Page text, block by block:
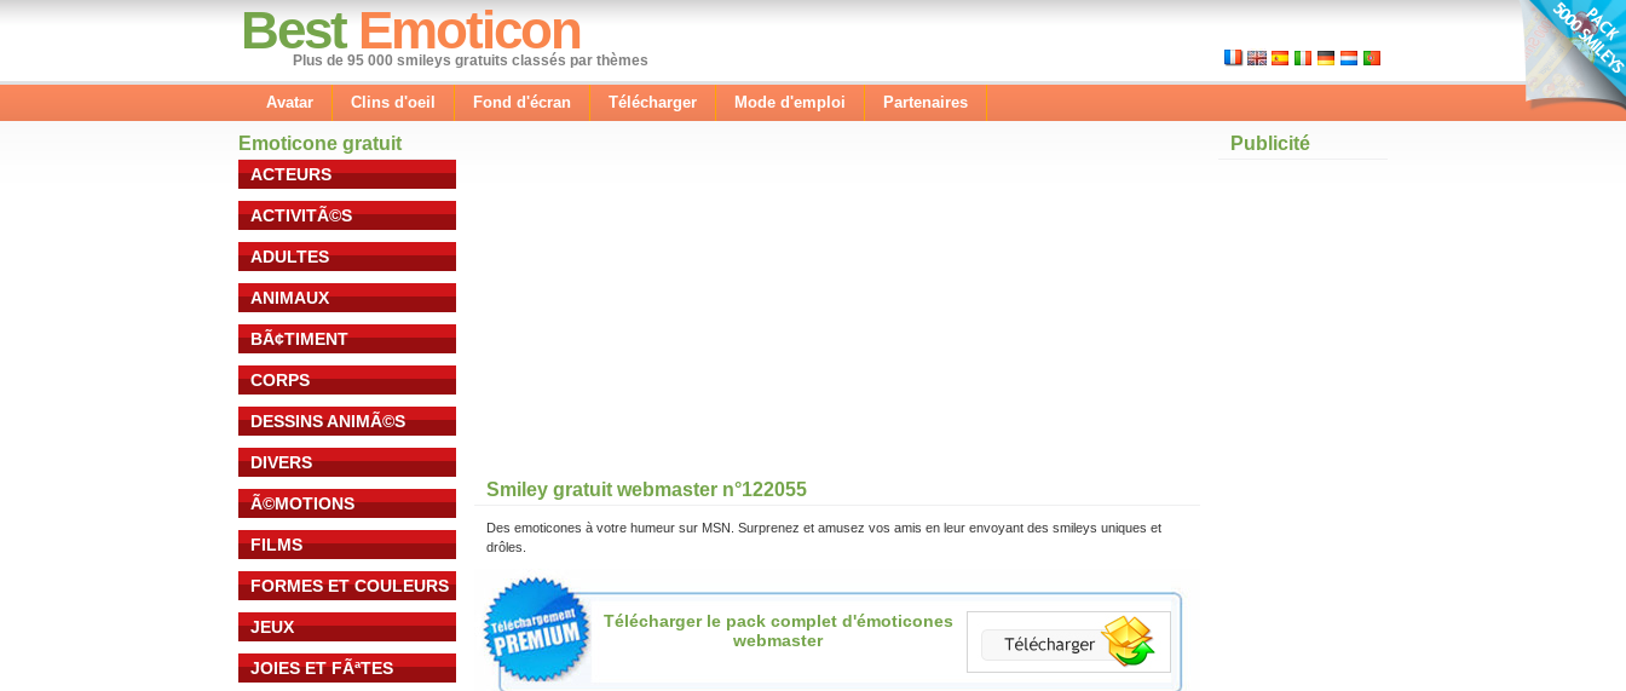
Best Emoticon
Plus de 95 000 smileys gratuits classés par thèmes
Avatar Clins d'oeil Fond d'écran Télécharger Mode d'emploi Partenaires
Emoticone gratuit
ACTEURS
ACTIVITÃ©S
ADULTES
ANIMAUX
BÃ¢TIMENT
CORPS
DESSINS ANIMÃ©S
DIVERS
Ã©MOTIONS
FILMS
FORMES ET COULEURS
JEUX
JOIES ET FÃªTES
Smiley gratuit webmaster n°122055
Des emoticones à votre humeur sur MSN. Surprenez et amusez vos amis en leur envoyant des smileys uniques et
drôles.
Télécharger le pack complet d'émoticones
webmaster
Publicité